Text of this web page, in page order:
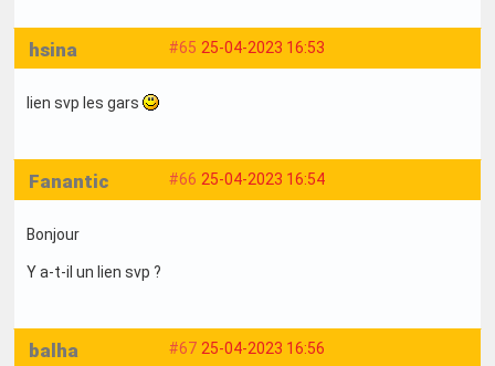
#65 25-04-2023 16:53
hsina
lien svp les gars
#66 25-04-2023 16:54
Fanantic
Bonjour
Y a-t-il un lien svp ?
#67 25-04-2023 16:56
balha